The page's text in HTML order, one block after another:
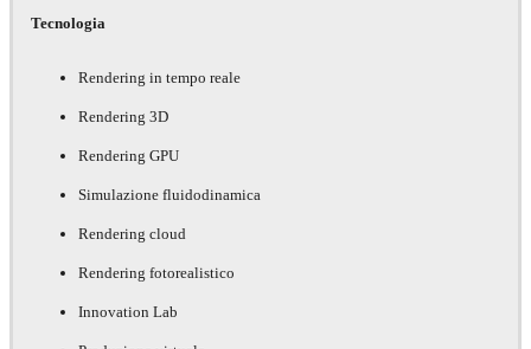
Tecnologia
Rendering in tempo reale
Rendering 3D
Rendering GPU
Simulazione fluidodinamica
Rendering cloud
Rendering fotorealistico
Innovation Lab